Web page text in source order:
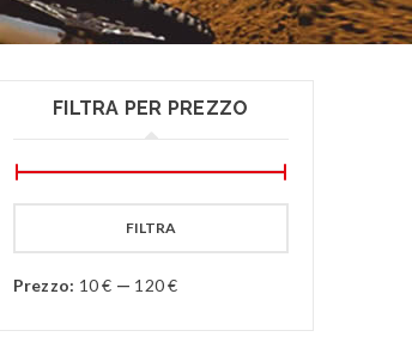
FILTRA PER PREZZO
FILTRA
Prezzo: 10 € — 120 €